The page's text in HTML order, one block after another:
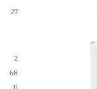
27
2
68